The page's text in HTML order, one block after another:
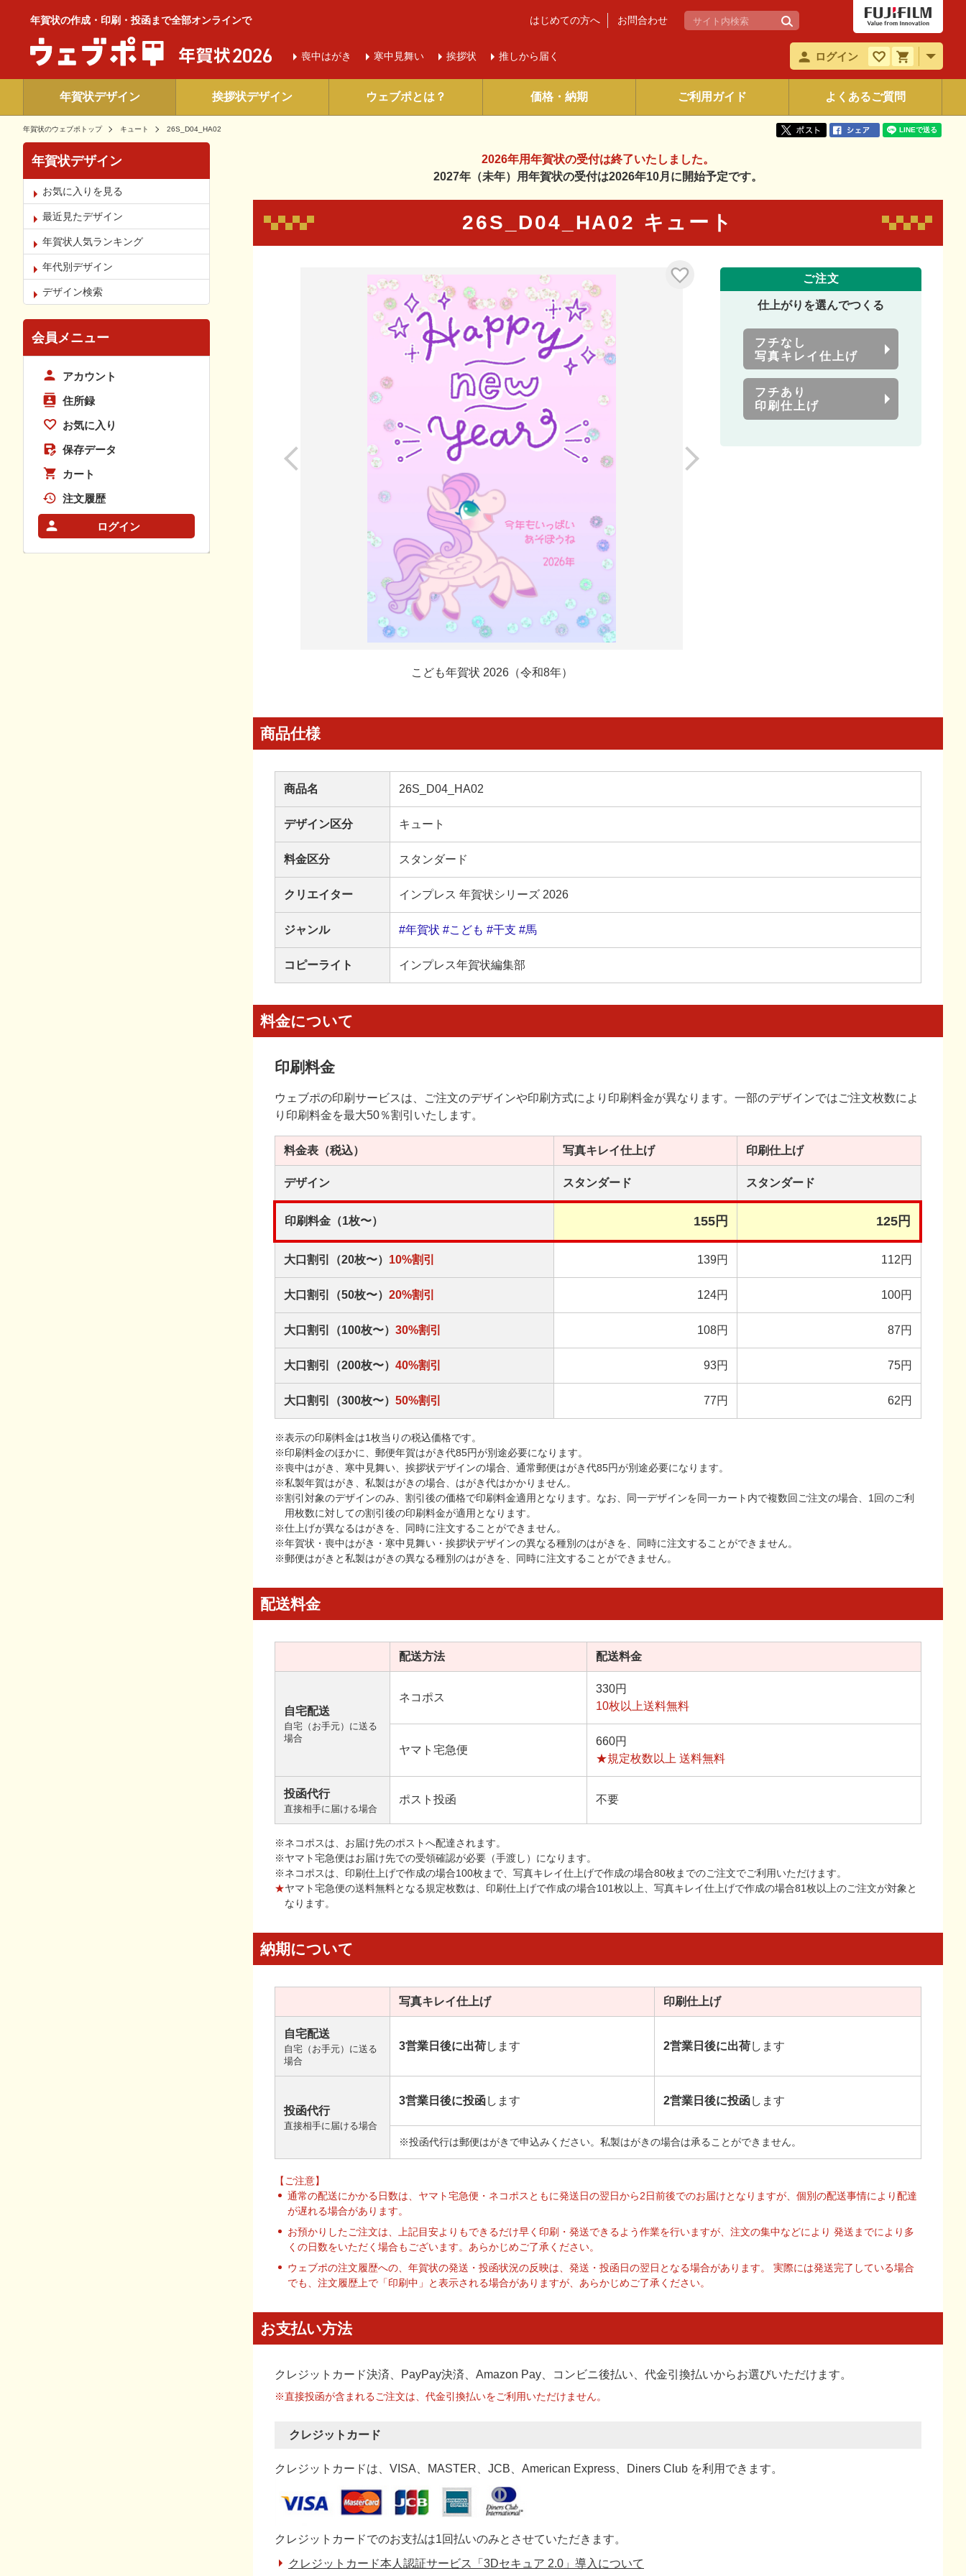
年賀状の作成・印刷・投函まで全部オンラインで
喪中はがき 寒中 見舞い 挨拶状 推しから届く
はじめての方へ お問合わせ
ログイン
年賀状デザイン 挨拶状デザイン ウェブポとは？ 価格・納期 ご利用ガイド よくあるご質問
年賀状のウェブポトップ キュート 26S_D04_HA02
2026年用年賀状の受付は終了いたしました。
2027年（未年）用年賀状の受付は2026年10月に開始予定です。
26S_D04_HA02 キュート
こども年賀状 2026（令和8年）
ご注文
仕上がりを選んでつくる
フチなし
写真キレイ仕上げ
フチあり
印刷仕上げ
商品仕様
商品名 26S_D04_HA02
デザイン区分 キュート
料金区分 スタンダード
クリエイター インプレス 年賀状シリーズ 2026
ジャンル #年賀状 #こども #干支 #馬
コピーライト インプレス年賀状編集部
料金について
印刷料金
ウェブポの印刷サービスは、ご注文のデザインや印刷方式により印刷料金が異なります。一部のデザインではご注文枚数によ
り印刷料金を最大50％割引いたします。
料金表 （税込） 写真キレイ仕上げ 印刷仕上げ
デザイン スタンダード スタンダード
印刷料金（1枚〜） 155円 125円
大口割引（20枚〜） 10%割引 139円 112円
大口割引（50枚〜） 20%割引 124円 100円
大口割引（100枚〜） 30%割引 108円 87円
大口割引（200枚〜） 40%割引 93円 75円
大口割引（300枚〜） 50%割引 77円 62円
※表示の印刷料金は1枚当りの税込価格です。
※印刷料金のほかに、郵便年賀はがき代85円が別途必要になります。
※喪中はがき、寒中見舞い、挨拶状デザインの場合、通常郵便はがき代85円が別途必要になります。
※私製年賀はがき、私製はがきの場合、はがき代はかかりません。
※割引対象のデザインのみ、割引後の価格で印刷料金適用となります。なお、同一デザインを同一カート内で複数回ご注文の場合、1回のご利
用枚数に対しての割引後の印刷料金が適用となります。
※仕上げが異なるはがきを、同時に注文することができません。
※年賀状・喪中はがき・寒中見舞い・挨拶状デザインの異なる種別のはがきを、同時に注文することができません。
※郵便はがきと私製はがきの異なる種別のはがきを、同時に注文することができません。
配送料金
配送方法 配送料金
自宅配送
自宅（お手元）に送る
場合
ネコポス
330円
10枚以上送料無料
ヤマト宅急便
660円
★規定枚数以上 送料無料
投函代行
直接相手に届ける場合
ポスト投函 不要
※ネコポスは、お届け先のポストへ配達されます。
※ヤマト宅急便はお届け先での受領確認が必要（手渡し）になります。
※ネコポスは、印刷仕上げで作成の場合100枚まで、写真キレイ仕上げで作成の場合80枚までのご注文でご利用いただけます。
★ヤマト宅急便の送料無料となる規定枚数は、印刷仕上げで作成の場合101枚以上、写真キレイ仕上げで作成の場合81枚以上のご注文が対象と
なります。
納期について
写真キレイ仕上げ 印刷仕上げ
自宅配送
自宅（お手元）に送る
場合
3営業日後に出荷します 2営業日後に出荷します
投函代行
直接相手に届ける場合
3営業日後に投函します 2営業日後に投函します
※投函代行は郵便はがきで申込みください。私製はがきの場合は承ることができません。
【ご注意】
通常の配送にかかる日数は、ヤマト宅急便・ネコポスともに発送日の翌日から2日前後でのお届けとなりますが、個別の配送事情により配達
が遅れる場合があります。
お預かりしたご注文は、上記目安よりもできるだけ早く印刷・発送できるよう作業を行いますが、注文の集中などにより 発送までにより多
くの日数をいただく場合もございます。あらかじめご了承ください。
ウェブポの注文履歴への、年賀状の発送・投函状況の反映は、発送・投函日の翌日となる場合があります。 実際には発送完了している場合
でも、注文履歴上で「印刷中」と表示される場合がありますが、あらかじめご了承ください。
お支払い方法
クレジットカード決済、PayPay決済 、Amazon Pay、コンビニ後払い、代金引換払いからお選びいただけます。
※直接投函が含まれるご注文は、代金引換払いをご利用いただけません。
クレジットカード
クレジットカードは、VISA、MASTER、JCB、American Express、Diners Club を利用できます。
クレジットカードでのお支払は1回払いのみとさせていただきます。
クレジットカード本人認証サービス「3Dセキュア 2.0」導入について
年賀状デザイン
お気に入りを見る
最近見たデザイン
年賀状人気ランキング
年代別デザイン
デザイン検索
会員メニュー
アカウント
住所録
お気に入り
保存データ
カート
注文履歴
ログイン